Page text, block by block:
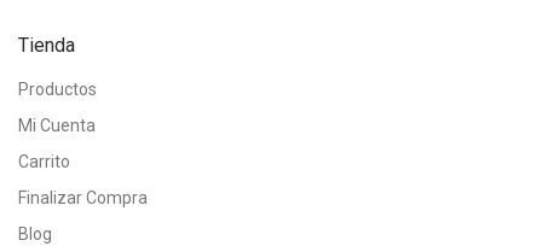
Tienda
Productos
Mi Cuenta
Carrito
Finalizar Compra
Blog